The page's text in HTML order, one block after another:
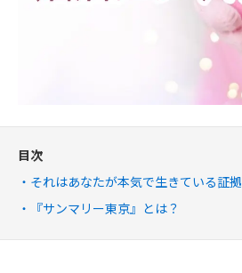
目次
それはあなたが本気で生きている証拠
『サンマリー東京』とは？